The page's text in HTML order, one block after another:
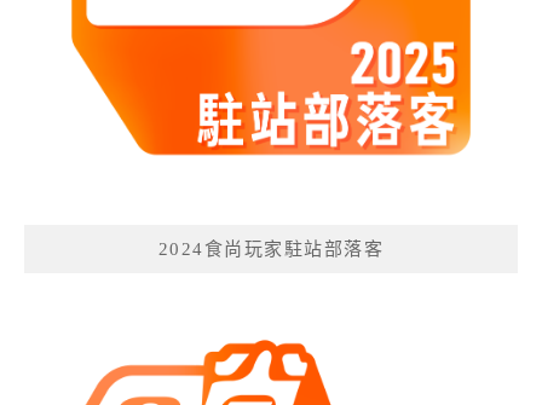
2024食尚玩家駐站部落客